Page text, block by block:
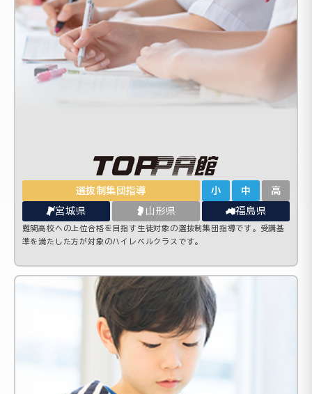
選抜制集団指導 小 中 高
宮城県 山形県 福島県
難関高校への上位合格を目指す生徒対象の選抜制集団指導です。受講基
準を満たした方が対象のハイレベルクラスです。